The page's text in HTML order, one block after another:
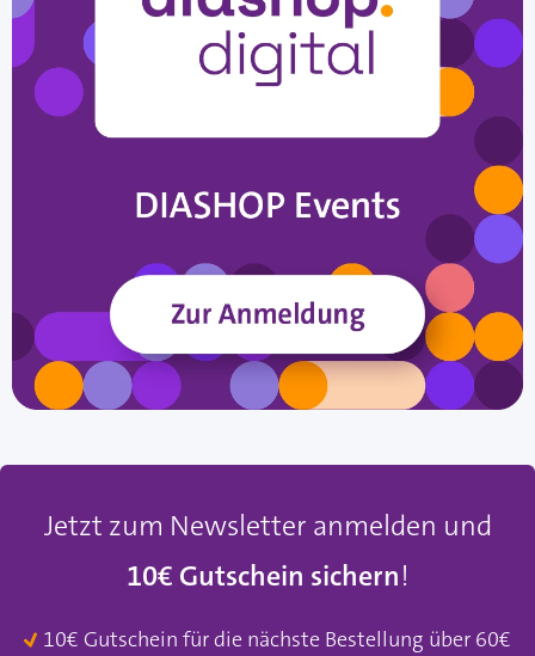
Jetzt zum Newsletter anmelden und
10€ Gutschein sichern!
10€ Gutschein für die nächste Bestellung über 60€